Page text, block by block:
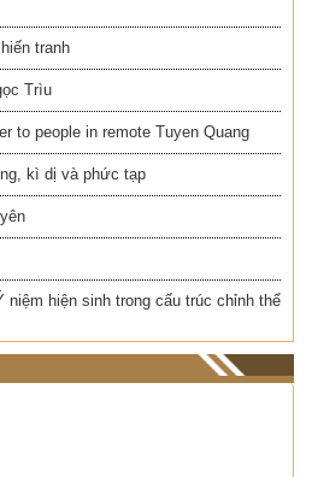
tranh
Trìu
to people in remote Tuyen Quang
kì dị và phức tạp
hiện sinh trong cấu trúc chỉnh thể